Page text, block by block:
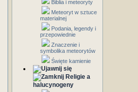
Biblia i meteoryty
Meteoryt w sztuce
materialnej
Podania, legendy i
przepowiednie
Znaczenie i
symbolika meteorytów
Święte kamienie
Religie a
halucynogeny